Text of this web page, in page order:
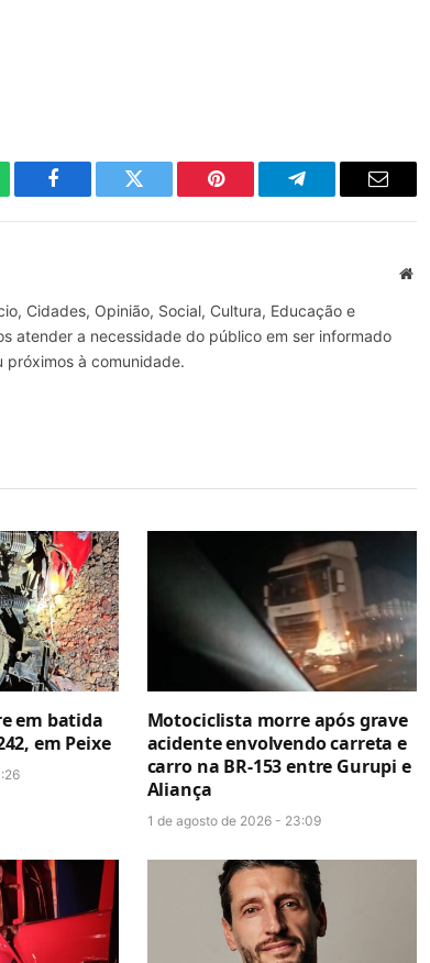
Facebook Twitter Pinterest TelegramaE-
Site
Cidades, Opinião, Social, Cultura, Educação e
atender a necessidade do público em ser informado
próximos à comunidade.
em batida
em Peixe
Motociclista morre após grave
acidente envolvendo carreta e
carro na BR-153 entre Gurupi e
Aliança
1 de agosto de 2026 - 23:09